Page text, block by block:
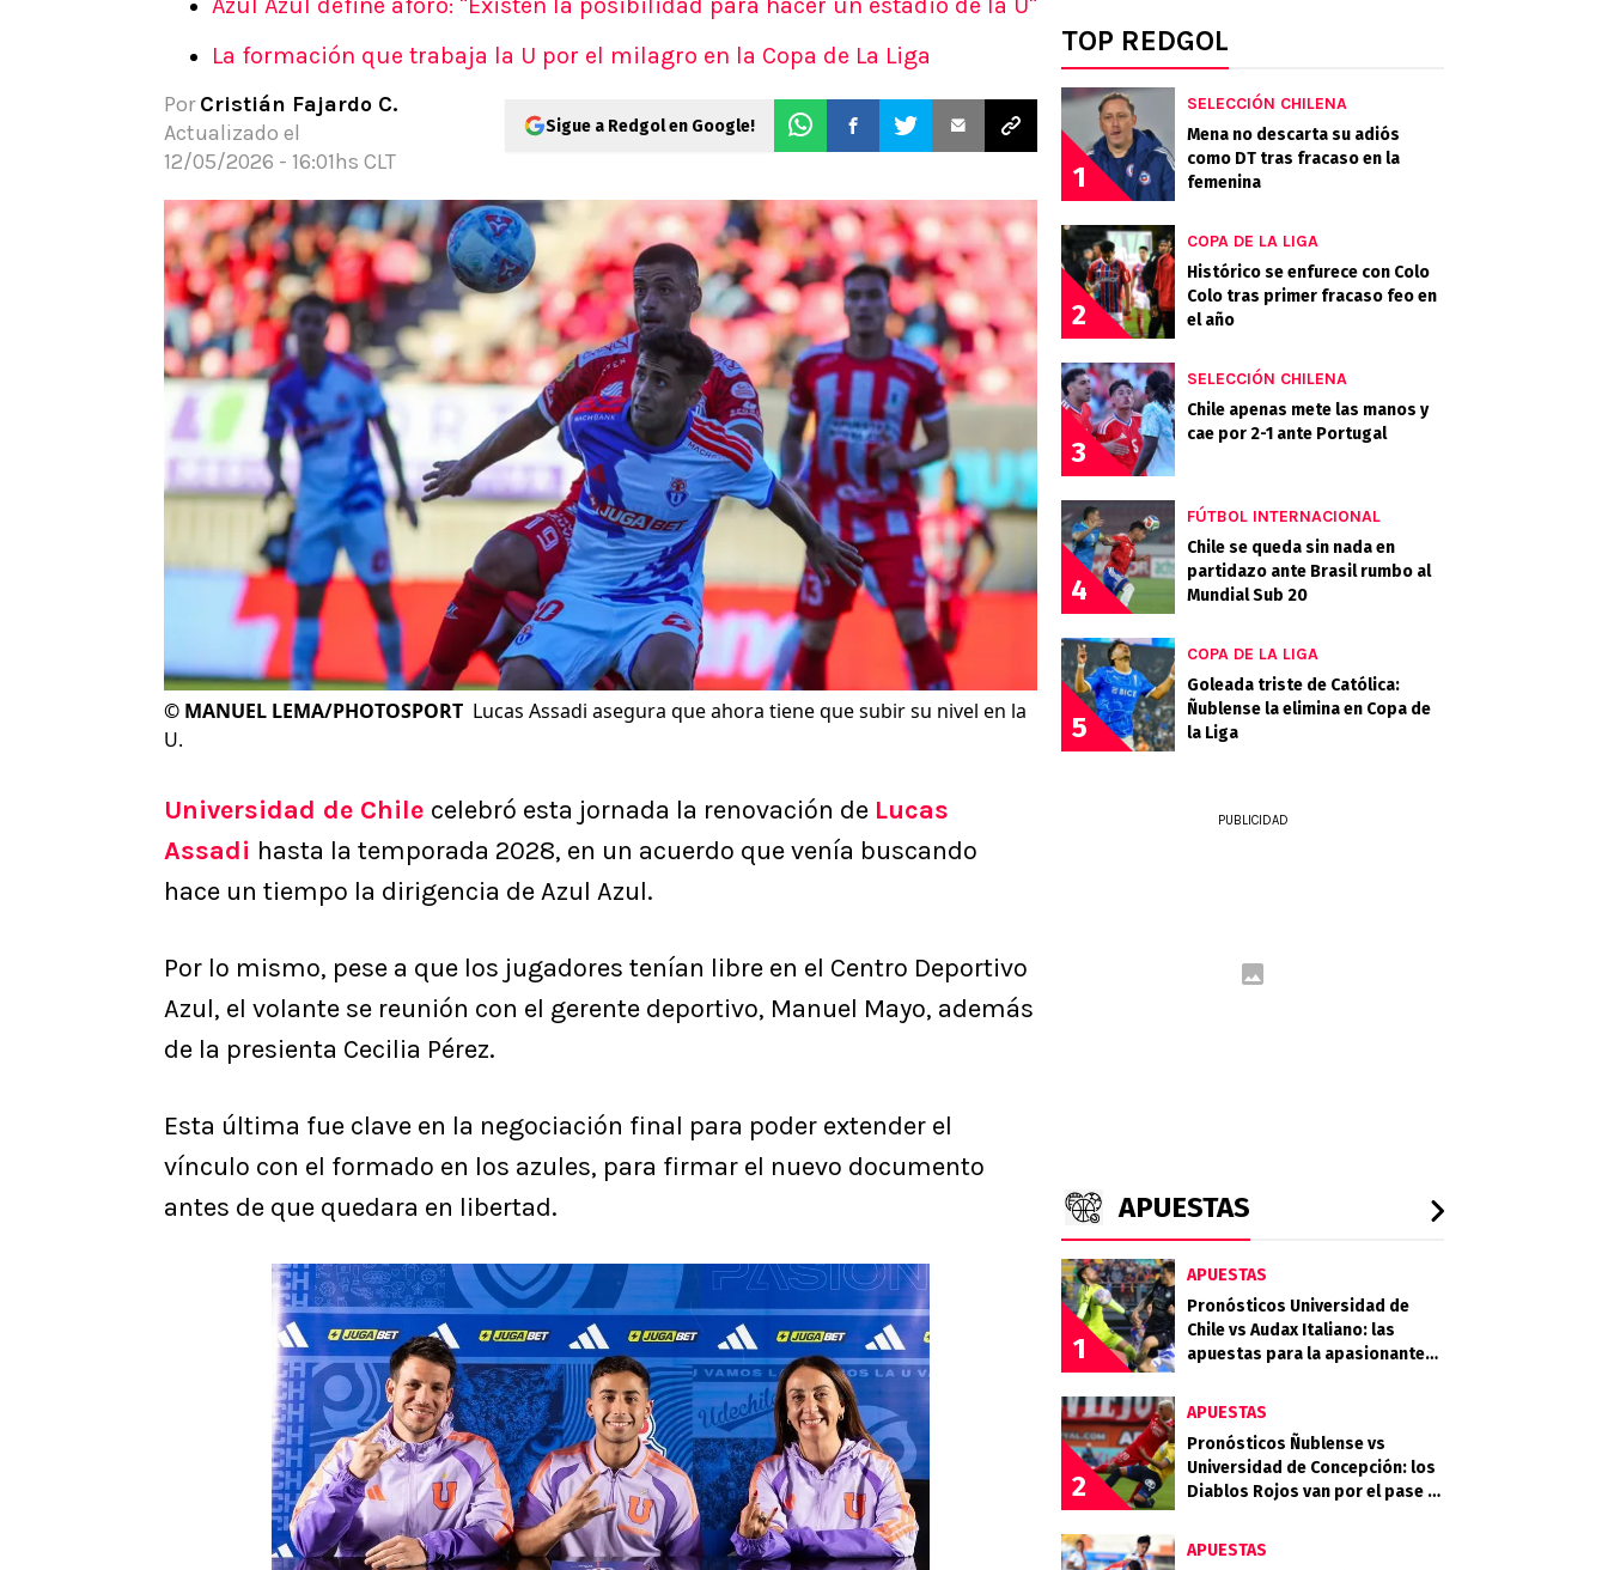
Pronósticos
La formación que trabaja la U por el milagro en la Copa de La Liga
Por Cristián Fajardo C.
Actualizado el
12/05/2026 - 16:01hs CLT
Sigue a Redgol en Google!
© MANUEL LEMA/PHOTOSPORT Lucas Assadi asegura que ahora tiene que subir su nivel en la
U.
Universidad de Chile celebró esta jornada la renovación de Lucas
Assadi hasta la temporada 2028, en un acuerdo que venía buscando
hace un tiempo la dirigencia de Azul Azul.
Por lo mismo, pese a que los jugadores tenían libre en el Centro Deportivo
Azul, el volante se reunión con el gerente deportivo, Manuel Mayo, además
de la presienta Cecilia Pérez.
Esta última fue clave en la negociación final para poder extender el
vínculo con el formado en los azules, para firmar el nuevo documento
antes de que quedara en libertad.
TOP REDGOL
1
SELECCIÓN CHILENA
Mena no descarta su adiós
como DT tras fracaso en la
femenina
2
COPA DE LA LIGA
Histórico se enfurece con Colo
Colo tras primer fracaso feo en
el año
3
SELECCIÓN CHILENA
Chile apenas mete las manos y
cae por 2-1 ante Portugal
4
FÚTBOL INTERNACIONAL
Chile se queda sin nada en
partidazo ante Brasil rumbo al
Mundial Sub 20
5
COPA DE LA LIGA
Goleada triste de Católica:
Ñublense la elimina en Copa de
la Liga
PUBLICIDAD
APUESTAS
1
APUESTAS
Pronósticos Universidad de
Chile vs Audax Italiano: las
apuestas para la apasionante
2
APUESTAS
Pronósticos Ñublense vs
Universidad de Concepción: los
Diablos Rojos van por el pase a
APUESTAS